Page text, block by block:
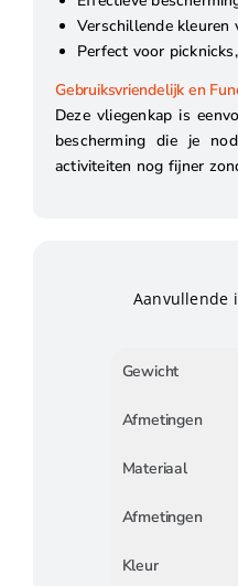
Verschillende kleuren
Perfect voor
Gebruiksvriendelijk en
Deze vliegenkap is
bescherming die je
activiteiten nog fijner
Aanvullende
Gewicht
Afmetingen
Materiaal
Afmetingen
Kleur